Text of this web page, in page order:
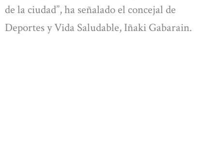
de la ciudad”, ha señalado el concejal de
Deportes y Vida Saludable, Iñaki Gabarain.